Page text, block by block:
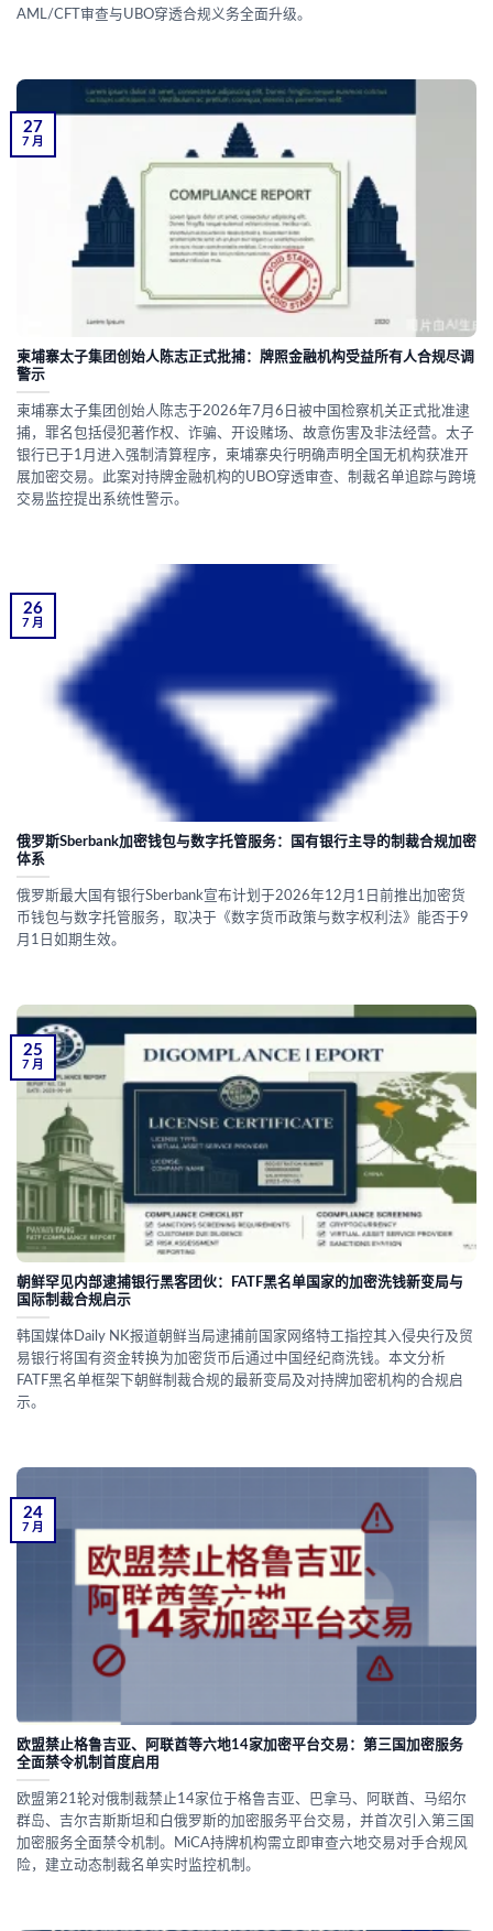
AML/CFT审查与UBO穿透合规义务全面升级。
柬埔寨太子集团创始人陈志正式批捕：牌照金融机构受益所有人合规尽调
警示
柬埔寨太子集团创始人陈志于2026年7月6日被中国检察机关正式批准逮
捕，罪名包括侵犯著作权、诈骗、开设赌场、故意伤害及非法经营。太子
银行已于1月进入强制清算程序，柬埔寨央行明确声明全国无机构获准开
展加密交易。此案对持牌金融机构的UBO穿透审查、制裁名单追踪与跨境
交易监控提出系统性警示。
27
7 月
俄罗斯Sberbank加密钱包与数字托管服务：国有银行主导的制裁合规加密
体系
俄罗斯最大国有银行Sberbank宣布计划于2026年12月1日前推出加密货
币钱包与数字托管服务，取决于《数字货币政策与数字权利法》能否于9
月1日如期生效。
26
7 月
朝鲜罕见内部逮捕银行黑客团伙：FATF黑名单国家的加密洗钱新变局与
国际制裁合规启示
韩国媒体Daily NK报道朝鲜当局逮捕前国家网络特工指控其入侵央行及贸
易银行将国有资金转换为加密货币后通过中国经纪商洗钱。本文分析
FATF黑名单框架下朝鲜制裁合规的最新变局及对持牌加密机构的合规启
示。
25
7 月
欧盟禁止格鲁吉亚、阿联酋等六地14家加密平台交易：第三国加密服务
全面禁令机制首度启用
欧盟第21轮对俄制裁禁止14家位于格鲁吉亚、巴拿马、阿联酋、马绍尔
群岛、吉尔吉斯斯坦和白俄罗斯的加密服务平台交易，并首次引入第三国
加密服务全面禁令机制。MiCA持牌机构需立即审查六地交易对手合规风
险，建立动态制裁名单实时监控机制。
24
7 月